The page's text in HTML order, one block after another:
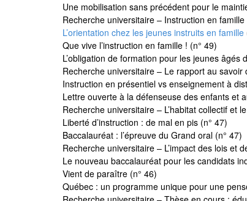
Une mobilisation sans précédent pour le
Recherche universitaire – Instruction en
L’orientation chez les jeunes instruits en famille
Que vive l’instruction en famille ! (n° 49)
L’obligation de formation pour les jeunes âgés
Recherche universitaire – Le rapport au
Instruction en présentiel vs enseignement à
Lettre ouverte à la défenseuse des enfants et
Recherche universitaire – L’habitat collectif et
Liberté d’instruction : de mal en pis (n° 47)
Baccalauréat : l’épreuve du Grand oral (n° 47)
Recherche universitaire – L’impact des lois et
Le nouveau baccalauréat pour les candidats
Vient de paraître (n° 46)
Québec : un programme unique pour une